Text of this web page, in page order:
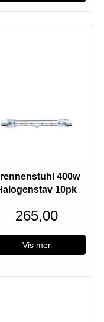
400w
10pk
265,00
Vis mer